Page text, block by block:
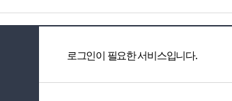
로그인이 필요한 서비스입니다.